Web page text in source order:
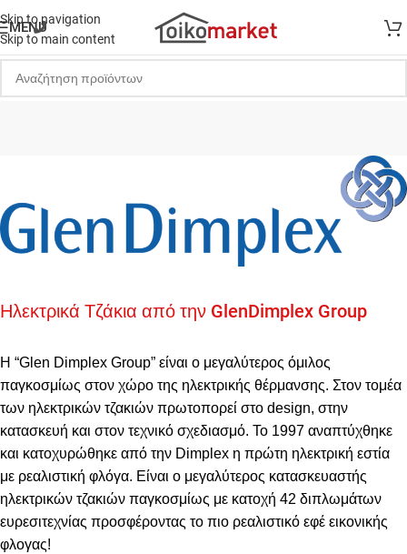
Skip to navigation
Skip to main content
MENU
Ηλεκτρικά Τζάκια από την GlenDimplex Group
Η “Glen Dimplex Group” είναι ο μεγαλύτερος όμιλος
παγκοσμίως στον χώρο της ηλεκτρικής θέρμανσης. Στον τομέα
των ηλεκτρικών τζακιών πρωτοπορεί στο design, στην
κατασκευή και στον τεχνικό σχεδιασμό. Το 1997 αναπτύχθηκε
και κατοχυρώθηκε από την Dimplex η πρώτη ηλεκτρική εστία
με ρεαλιστική φλόγα. Είναι ο μεγαλύτερος κατασκευαστής
ηλεκτρικών τζακιών παγκοσμίως με κατοχή 42 διπλωμάτων
ευρεσιτεχνίας προσφέροντας τo πιο ρεαλιστικό εφέ εικονικής
φλογας!